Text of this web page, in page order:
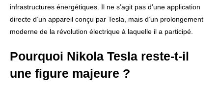
infrastructures énergétiques. Il ne s’agit pas d’une application
directe d’un appareil conçu par Tesla, mais d’un prolongement
moderne de la révolution électrique à laquelle il a participé.
Pourquoi Nikola Tesla reste-t-il
une figure majeure ?